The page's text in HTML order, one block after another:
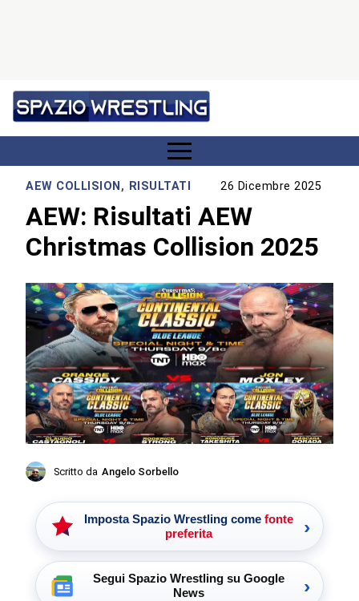
AEW COLLISION, RISULTATI 26 Dicembre 2025
AEW: Risultati AEW
Christmas Collision 2025
Scritto da Angelo Sorbello
Imposta Spazio Wrestling come fonte
preferita
›
Segui Spazio Wrestling su Google
News
›